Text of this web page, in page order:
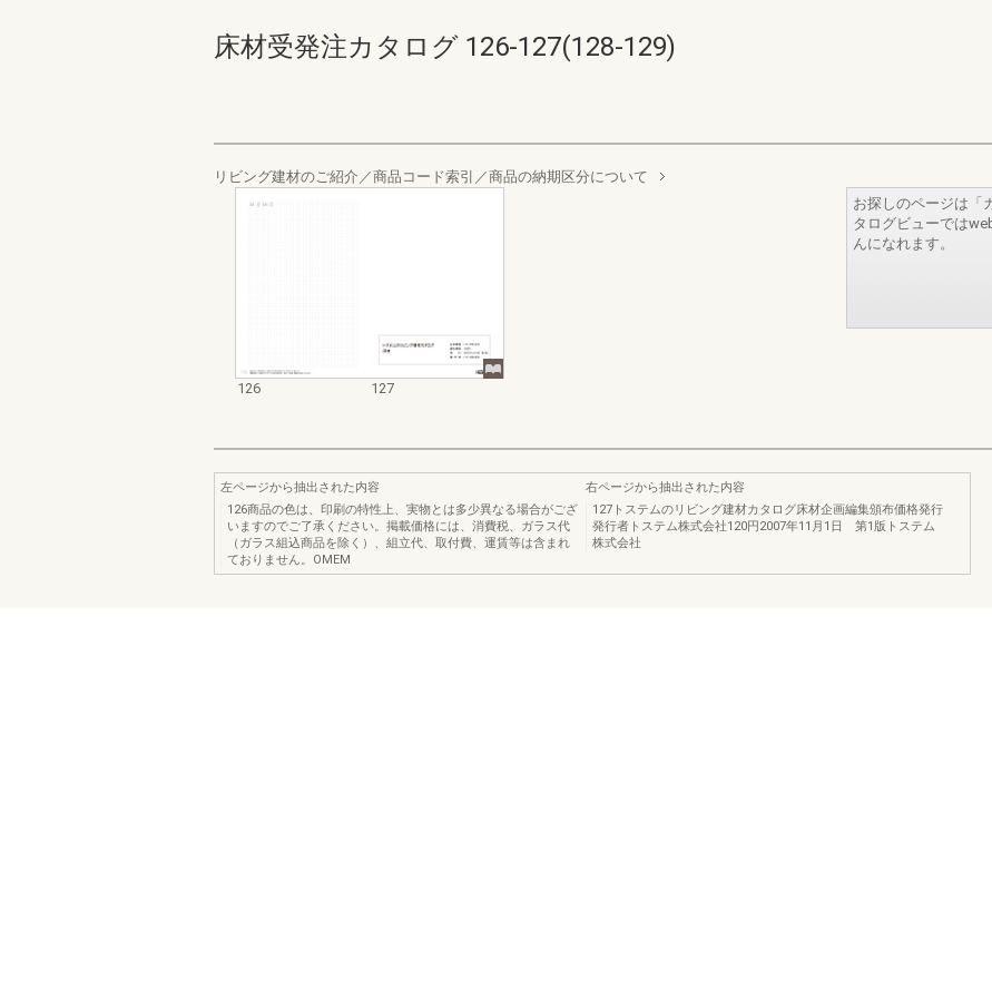
床材受発注カタログ 126-127(128-129)
リビング建材のご紹介／商品コード索引／商品の納期区分について
126 127
お探しのページは「
タログビューでは
んになれます。
左ページから抽出された内容
126商品の色は、印刷の特性上、実物とは多少異なる場合がござ
いますのでご了承ください。掲載価格には、消費税、ガラス代
（ガラス組込商品を除く）、組立代、取付費、運賃等は含まれ
ておりません。OMEM
右ページから抽出された内容
127トステムのリビング建材カタログ床材企画編集頒布価格発行
発行者トステム株式会社120円2007年11月1日 第1版トステム
株式会社